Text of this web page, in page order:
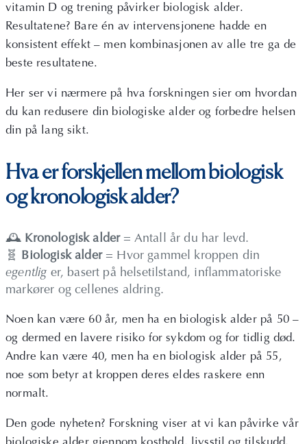
vitamin D og trening påvirker biologisk alder.
Resultatene? Bare én av intervensjonene hadde en
konsistent effekt – men kombinasjonen av alle tre ga de
beste resultatene.
Her ser vi nærmere på hva forskningen sier om hvordan
du kan redusere din biologiske alder og forbedre helsen
din på lang sikt.
Hva er forskjellen mellom biologisk
og kronologisk alder?
🕰 Kronologisk alder= Antall år du har levd.
🧬 Biologisk alder= Hvor gammel kroppen din
egentlig er, basert på helsetilstand, inflammatoriske
markører og cellenes aldring.
Noen kan være 60 år, men ha en biologisk alder på 50 –
og dermed en lavere risiko for sykdom og for tidlig død.
Andre kan være 40, men ha en biologisk alder på 55,
noe som betyr at kroppen deres eldes raskere enn
normalt.
Den gode nyheten? Forskning viser at vi kan påvirke vår